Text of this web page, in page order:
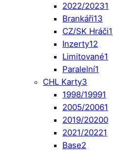
2022/20231
Brankáři13
CZ/SK Hráči1
Inzerty12
Limitované1
Paralelní1
CHL Karty3
1998/19991
2005/20061
2019/20200
2021/20221
Base2